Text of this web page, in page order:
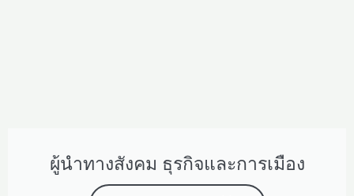
ผู้นำทางสังคม ธุรกิจและการเมือง